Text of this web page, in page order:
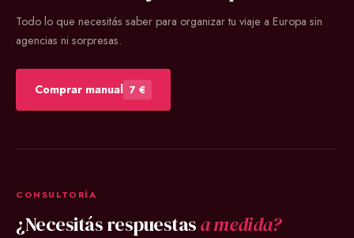
Todo lo que necesitás saber para organizar tu viaje a Europa sin
agencias ni sorpresas.
Comprar manual 7 €
CONSULTORÍA
¿Necesitás respuestasa medida?